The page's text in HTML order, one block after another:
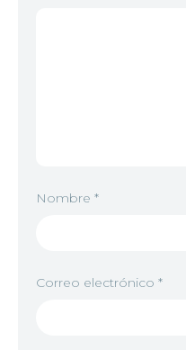
Nombre *
Correo electrónico *